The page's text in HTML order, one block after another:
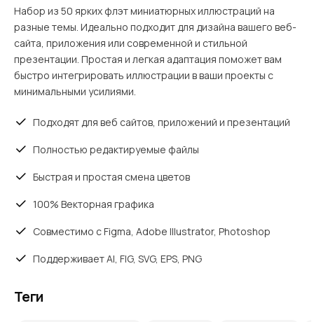
Набор из 50 ярких флэт миниатюрных иллюстраций на
разные темы. Идеально подходит для дизайна вашего веб-
сайта, приложения или современной и стильной
презентации. Простая и легкая адаптация поможет вам
быстро интегрировать иллюстрации в ваши проекты с
минимальными усилиями.
Подходят для веб сайтов, приложений и презентаций
Полностью редактируемые файлы
Быстрая и простая смена цветов
100% Векторная графика
Совместимо с Figma, Adobe Illustrator, Photoshop
Поддерживает AI, FIG, SVG, EPS, PNG
Теги